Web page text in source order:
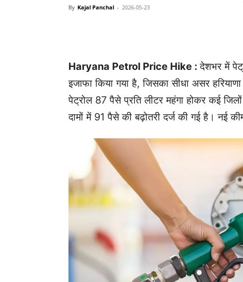
By Kajal Panchal - 2026-05-23
Haryana Petrol Price Hike :देशभर में
इजाफा किया गया है, जिसका सीधा असर
पेट्रोल 87 पैसे प्रति लीटर महंगा होकर कई
दामों में 91 पैसे की बढ़ोतरी दर्ज की गई है। नई